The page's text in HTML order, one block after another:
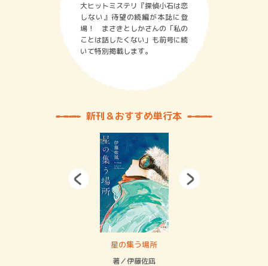
大ヒットミステリ『探偵小石は恋
しない』待望の続編が本誌に登
場！ まさきとしかさんの「私の
ことは話したくない」も前号に続
いて特別掲載します。
新刊＆おすすめ単行本
星の集う場所
著／伊藤佐凪